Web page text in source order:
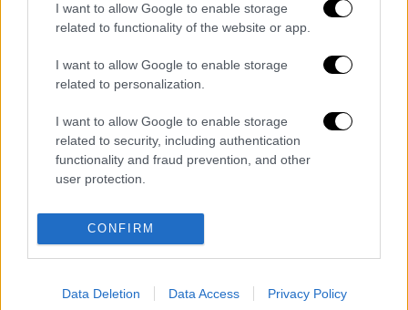
I want to allow Google to enable storage
related to functionality of the website or app.
I want to allow Google to enable storage
related to personalization.
I want to allow Google to enable storage
related to security, including authentication
functionality and fraud prevention, and other
user protection.
CONFIRM
Data Deletion Data Access Privacy Policy
Πού θα χτυπήσει «κόκκινο» η
θερμοκρασία σήμερα- Επί ποδός ο
κρατικός μηχανισμός
Εξοικονόμηση ενέργειας: Ψηφίστηκε η
μείωση 11,7% ώς το 2030 - Τι προβλέπει
η Οδηγία
Διαβάστε ακόμη
Εκτελέσεις, συλλήψεις και νέοι
περιορισμοί: Το Ιράν σκληραίνει τη γραμμή
στο εσωτερικό εν μέσω πολέμου
Η πρώτη δήλωση της οικογένειας της
38χρονης Βρετανίδας που δολοφονήθηκε